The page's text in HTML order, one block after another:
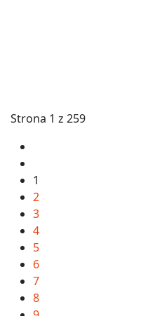
Strona 1 z 259
1
2
3
4
5
6
7
8